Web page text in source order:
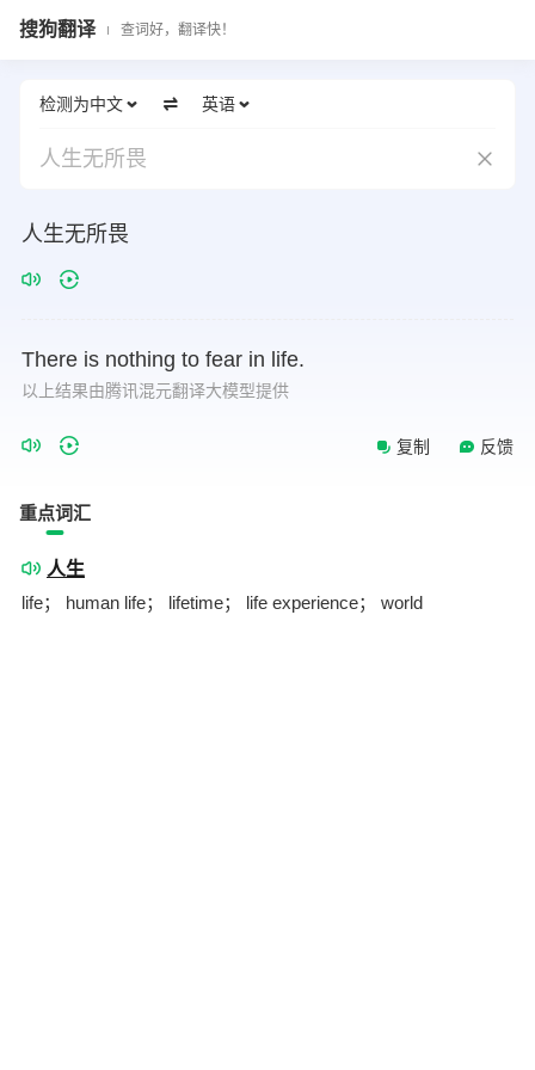
搜狗翻译 查词好，翻译快！
检测为中文 英语
人生无所畏
人生无所畏
There is nothing to fear in life.
以上结果由腾讯混元翻译大模型提供
复制 反馈
重点词汇
人生
life； human life； lifetime； life experience； world